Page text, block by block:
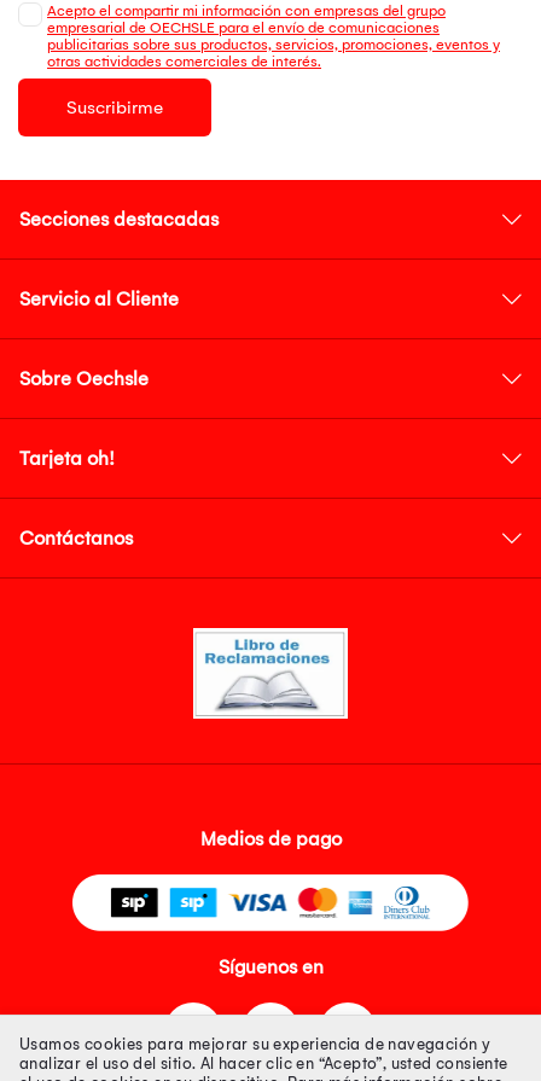
Acepto el compartir mi información con empresas del grupo
empresarial de OECHSLE para el envío de comunicaciones
publicitarias sobre sus productos, servicios, promociones, eventos y
otras actividades comerciales de interés.
Suscribirme
Secciones destacadas
Servicio al Cliente
Sobre Oechsle
Tarjeta oh!
Contáctanos
Medios de pago
Síguenos en
Usamos cookies para mejorar su experiencia de navegación y
analizar el uso del sitio. Al hacer clic en “Acepto”, usted consiente